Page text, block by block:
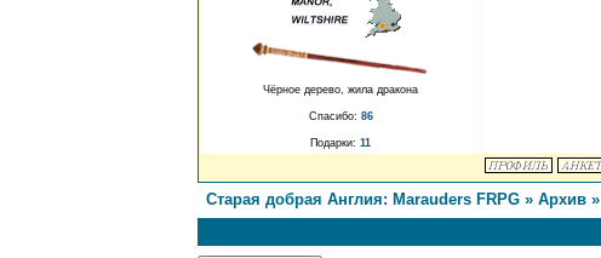
Чёрное дерево, жила дракона
Спасибо: 86
Подарки: 11
Старая добрая Англия: Marauders FRPG » Архив »